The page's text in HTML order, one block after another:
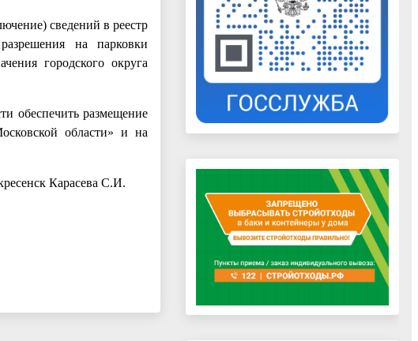
сведений в реестр
на парковки
городского округа
обеспечить размещение
области» и на
Карасева С.И.